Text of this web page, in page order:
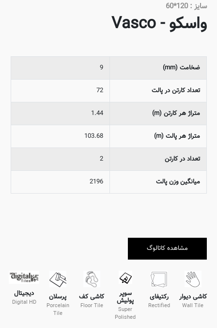
سایز : 120*60
واسکو - Vasco
ضخامت (mm) 9
تعداد کارتن در پالت 72
متراژ هر کارتن (m) 1.44
متراژ هر پالت (m) 103.68
تعداد در کارتن 2
میانگین وزن پالت 2196
مشاهده کاتالوگ
کاشی دیوار
Wall Tile
رکتیفای
Rectified
سوپر
پولیش
Super
Polished
کاشی کف
Floor Tile
پرسلان
Porcelain
Tile
دیجیتال
Digital HD